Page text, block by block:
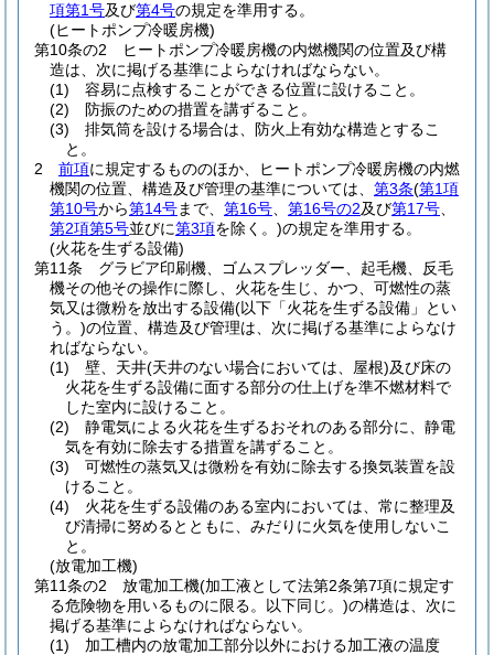
項第1号及び第4号の規定を準用する。
(ヒートポンプ冷暖房機)
第10条の2
ヒートポンプ冷暖房機の内燃機関の位置及び構
造は、次に掲げる基準によらなければならない。
(1)
容易に点検することができる位置に設けること。
(2)
防振のための措置を講ずること。
(3)
排気筒を設ける場合は、防火上有効な構造とするこ
と。
2
前項に規定するもののほか、ヒートポンプ冷暖房機の内燃
機関の位置、構造及び管理の基準については、 第3条(第1項
第10号から第14号まで、 第16号 第16号の2及び第17号
第2項第5号並びに第3項を除く。)の規定を準用する。
(火花を生ずる設備)
第11条
グラビア印刷機、ゴムスプレッダー、起毛機、反毛
機その他その操作に際し、火花を生じ、かつ、可燃性の蒸
気又は微粉を放出する設備(以下「火花を生ずる設備」とい
う。)の位置、構造及び管理は、次に掲げる基準によらなけ
ればならない。
(1)
壁、天井(天井のない場合においては、屋根)及び床の
火花を生ずる設備に面する部分の仕上げを準不燃材料で
した室内に設けること。
(2)
静電気による火花を生ずるおそれのある部分に、静電
気を有効に除去する措置を講ずること。
(3)
可燃性の蒸気又は微粉を有効に除去する換気装置を設
けること。
(4)
火花を生ずる設備のある室内においては、常に整理及
び清掃に努めるとともに、みだりに火気を使用しないこ
と。
(放電加工機)
第11条の2
放電加工機(加工液として法第2条第7項に規定す
る危険物を用いるものに限る。以下同じ。)の構造は、次に
掲げる基準によらなければならない。
(1)
加工槽内の放電加工部分以外における加工液の温度